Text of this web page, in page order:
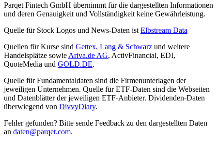
Parqet Fintech GmbH übernimmt für die dargestellten Informationen
und deren Genauigkeit und Vollständigkeit keine Gewährleistung.
Quelle für Stock Logos und News-Daten ist Elbstream Data
Quellen für Kurse sind Gettex, Lang & Schwarz und weitere
Handelsplätze sowie Ariva.de AG, ActivFinancial, EDI,
QuoteMedia und GOLD.DE.
Quelle für Fundamentaldaten sind die Firmenunterlagen der
jeweiligen Unternehmen. Quelle für ETF-Daten sind die Webseiten
und Datenblätter der jeweiligen ETF-Anbieter. Dividenden-Daten
überwiegend von DivvyDiary.
Fehler gefunden? Bitte sende Feedback zu den dargestellten Daten
an daten@parqet.com.